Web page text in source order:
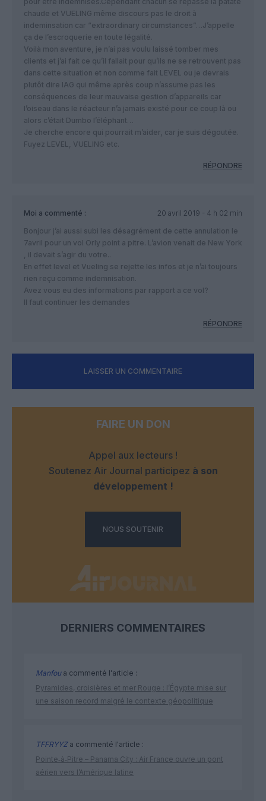
chaude et VUELING même discours pas le droit à
indeminsation car “extraordinary circumstances”…J’appelle
ça de l’escroquerie en toute légalité.
Voilà mon aventure, je n’ai pas voulu laissé tomber mes
clients et j’ai fait ce qu’il fallait pour qu’ils ne se retrouvent pas
dans cette situation et non comme fait LEVEL ou je devrais
plutôt dire IAG qui même après coup n’assume pas les
conséquences de leur mauvaise gestion d’appareils car
l’oiseau dans le réacteur n’a jamais existé pour ce coup là ou
alors c’était Dumbo l’éléphant…
Je cherche encore qui pourrait m’aider, car je suis dégoutée.
Fuyez LEVEL, VUELING etc.
RÉPONDRE
Moi a commenté :
20 avril 2019 - 4 h 02 min
Bonjour j’ai aussi subi les désagrément de cette annulation le
7avril pour un vol Orly point a pitre. L’avion venait de New York
, il devait s’agir du votre..
En effet level et Vueling se rejette les infos et je n’ai toujours
rien reçu comme indemnisation.
Avez vous eu des informations par rapport a ce vol?
Il faut continuer les demandes
RÉPONDRE
LAISSER UN COMMENTAIRE
FAIRE UN DON
Appel aux lecteurs !
Soutenez Air Journal participez à son
développement !
NOUS SOUTENIR
DERNIERS COMMENTAIRES
Manfoua commenté l'article :
Pyramides, croisières et mer Rouge : l’Égypte mise sur
une saison record malgré le contexte géopolitique
TFFRYYZa commenté l'article :
Pointe‑à‑Pitre – Panama City : Air France ouvre un pont
aérien vers l’Amérique latine